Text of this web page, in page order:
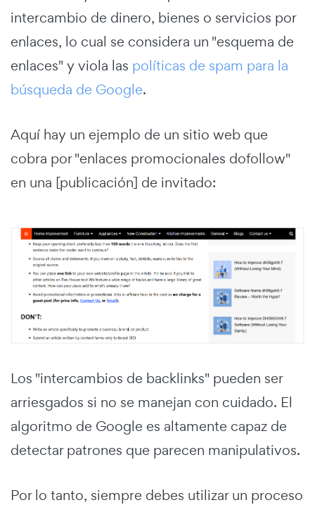
intercambio de dinero, bienes o servicios por
enlaces, lo cual se considera un "esquema de
enlaces" y viola las políticas de spam para la
búsqueda de Google.
Aquí hay un ejemplo de un sitio web que
cobra por "enlaces promocionales dofollow"
en una [publicación] de invitado:
Los "intercambios de backlinks" pueden ser
arriesgados si no se manejan con cuidado. El
algoritmo de Google es altamente capaz de
detectar patrones que parecen manipulativos.
Por lo tanto, siempre debes utilizar un proceso